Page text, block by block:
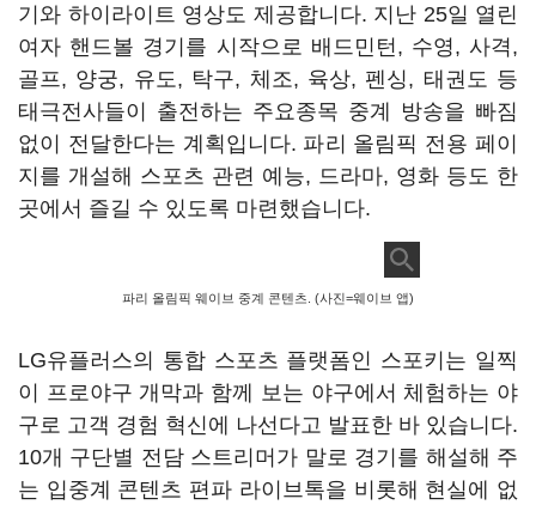
기와 하이라이트 영상도 제공합니다. 지난 25일 열린
여자 핸드볼 경기를 시작으로 배드민턴, 수영, 사격,
골프, 양궁, 유도, 탁구, 체조, 육상, 펜싱, 태권도 등
태극전사들이 출전하는 주요종목 중계 방송을 빠짐
없이 전달한다는 계획입니다. 파리 올림픽 전용 페이
지를 개설해 스포츠 관련 예능, 드라마, 영화 등도 한
곳에서 즐길 수 있도록 마련했습니다.
파리 올림픽 웨이브 중계 콘텐츠. (사진=웨이브 앱)
LG유플러스의 통합 스포츠 플랫폼인 스포키는 일찍
이 프로야구 개막과 함께 보는 야구에서 체험하는 야
구로 고객 경험 혁신에 나선다고 발표한 바 있습니다.
10개 구단별 전담 스트리머가 말로 경기를 해설해 주
는 입중계 콘텐츠 편파 라이브톡을 비롯해 현실에 없